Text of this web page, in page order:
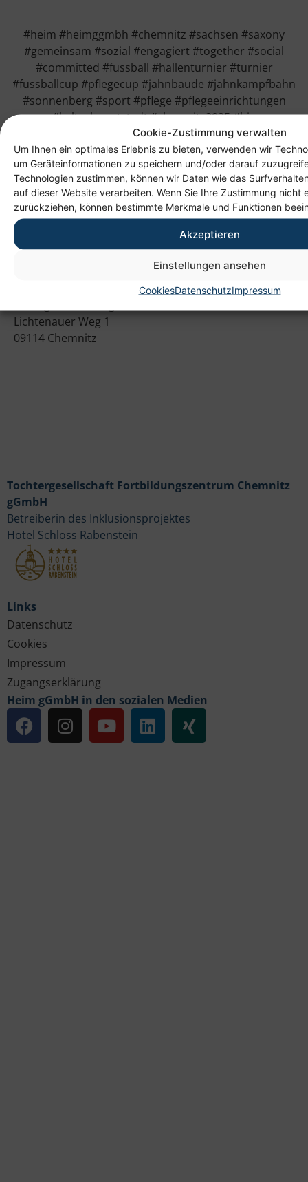
Cookie-Zustimmung verwalten
Um Ihnen ein optimales Erlebnis zu bieten, verwenden wir
um Geräteinformationen zu speichern und/oder darauf
Technologien zustimmen, können wir Daten wie das
auf dieser Website verarbeiten. Wenn Sie Ihre Zustimmung nicht
zurückziehen, können bestimmte Merkmale und Funktionen
Akzeptieren
Einstellungen ansehen
CookiesDatenschutzImpressum
#heim #heimggmbh #chemnitz #sachsen #saxony
#gemeinsam #sozial #engagiert #together #social
#committed #fussball #hallenturnier #turnier
#fussballcup #pflegecup #jahnbaude #jahnkampfbahn
#sonnenberg #sport #pflege #pflegeeinrichtungen
#kulturhauptstadt #chemnitz2025 #bip
Lichtenauer Weg 1
09114 Chemnitz
Links
Datenschutz
Cookies
Impressum
Zugangserklärung
Heim gGmbH in den sozialen Medien
Tochtergesellschaft Fortbildungszentrum Chemnitz
gGmbH
Betreiberin des Inklusionsprojektes
Hotel Schloss Rabenstein